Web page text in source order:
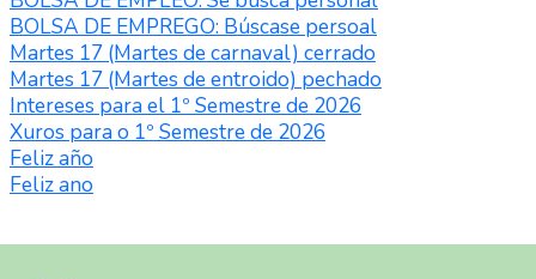
persoas
con
discapacidade
visual
que
están
a
un
BOLSA DE EMPREGO: Búscase persoal
Martes 17 (Martes de carnaval) cerrado
Martes 17 (Martes de entroido) pechado
Intereses para el 1º Semestre de 2026
Xuros para o 1º Semestre de 2026
Feliz año
Feliz ano